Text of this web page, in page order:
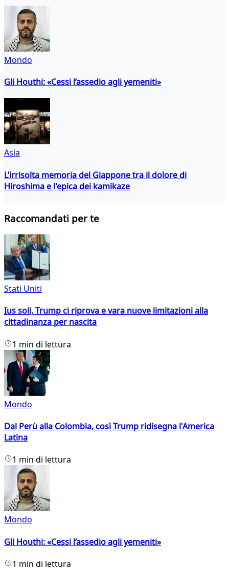
Mondo
Gli Houthi: «Cessi l’assedio agli yemeniti»
Asia
L’irrisolta memoria del Giappone tra il dolore di
Hiroshima e l'epica dei kamikaze
Raccomandati per te
Stati Uniti
Ius soli, Trump ci riprova e vara nuove limitazioni alla
cittadinanza per nascita
1 min di lettura
Mondo
Dal Perù alla Colombia, così Trump ridisegna l'America
Latina
1 min di lettura
Mondo
Gli Houthi: «Cessi l’assedio agli yemeniti»
1 min di lettura